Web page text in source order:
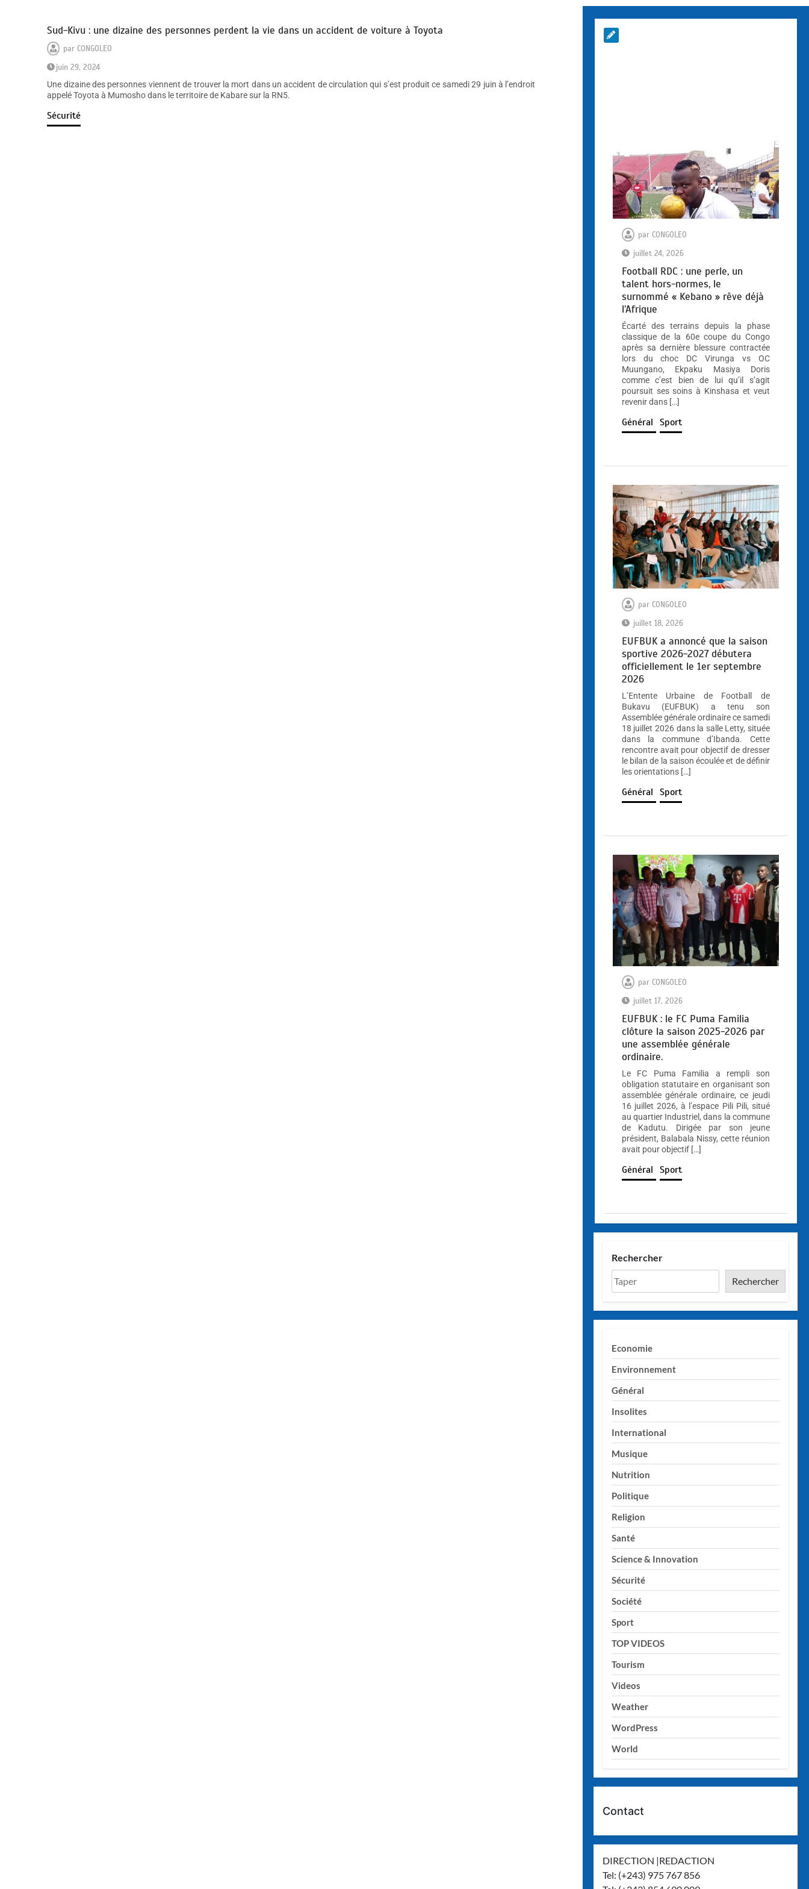
Sud-Kivu : une dizaine des personnes perdent la vie dans un accident de voiture à Toyota
parCONGOLEO
juin 29, 2024
Une dizaine des personnes viennent de trouver la mort dans un accident de circulation qui s’est produit ce samedi 29 juin à l’endroit
appelé Toyota à Mumosho dans le territoire de Kabare sur la RN5.
Sécurité
par CONGOLEO
juillet 24, 2026
Football RDC : une perle, un
talent hors-normes, le
surnommé « Kebano » rêve déjà
l’Afrique
Écarté des terrains depuis la phase
classique de la 60e coupe du Congo
après sa dernière blessure contractée
lors du choc DC Virunga vs OC
Muungano, Ekpaku Masiya Doris
comme c’est bien de lui qu’il s’agit
poursuit ses soins à Kinshasa et veut
revenir dans […]
Général Sport
par CONGOLEO
juillet 18, 2026
EUFBUK a annoncé que la saison
sportive 2026-2027 débutera
officiellement le 1er septembre
2026
L’Entente Urbaine de Football de
Bukavu (EUFBUK) a tenu son
Assemblée générale ordinaire ce samedi
18 juillet 2026 dans la salle Letty, située
dans la commune d’Ibanda. Cette
rencontre avait pour objectif de dresser
le bilan de la saison écoulée et de définir
les orientations […]
Général Sport
par CONGOLEO
juillet 17, 2026
EUFBUK : le FC Puma Familia
clôture la saison 2025-2026 par
une assemblée générale
ordinaire.
Le FC Puma Familia a rempli son
obligation statutaire en organisant son
assemblée générale ordinaire, ce jeudi
16 juillet 2026, à l’espace Pili Pili, situé
au quartier Industriel, dans la commune
de Kadutu. Dirigée par son jeune
président, Balabala Nissy, cette réunion
avait pour objectif […]
Général Sport
Rechercher
Rechercher
Economie
Environnement
Général
Insolites
International
Musique
Nutrition
Politique
Religion
Santé
Science & Innovation
Sécurité
Société
Sport
TOP VIDEOS
Tourism
Videos
Weather
WordPress
World
Contact
DIRECTION |REDACTION
Tel: (+243) 975 767 856